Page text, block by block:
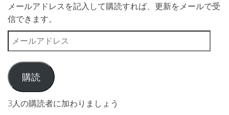
メールアドレスを記入して購読すれば、更新をメールで受
信できます。
メールアドレス
購読
3人の購読者に加わりましょう